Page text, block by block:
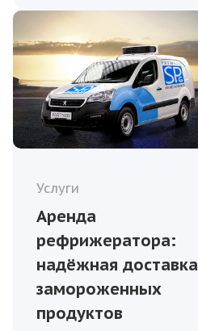
Услуги
Аренда
рефрижератора:
надёжная доставка
замороженных
продуктов